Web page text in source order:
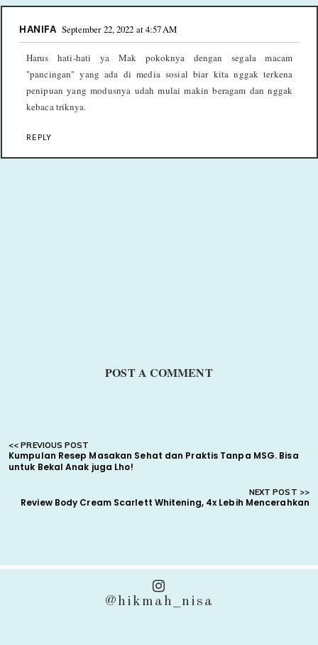
HANIFA September 22, 2022 at 4:57 AM
Harus hati-hati ya Mak pokoknya dengan segala macam
"pancingan" yang ada di media sosial biar kita nggak terkena
penipuan yang modusnya udah mulai makin beragam dan nggak
kebaca triknya.
REPLY
POST A COMMENT
Kumpulan Resep Masakan Sehat dan Praktis Tanpa MSG. Bisa
untuk Bekal Anak juga Lho!
Review Body Cream Scarlett Whitening, 4x Lebih Mencerahkan
@hikmah_nisa